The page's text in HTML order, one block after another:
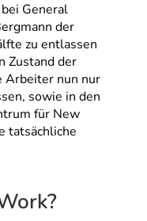
General
der
zu entlassen
Zustand der
Arbeiter nun nur
sowie in den
für New
tatsächliche